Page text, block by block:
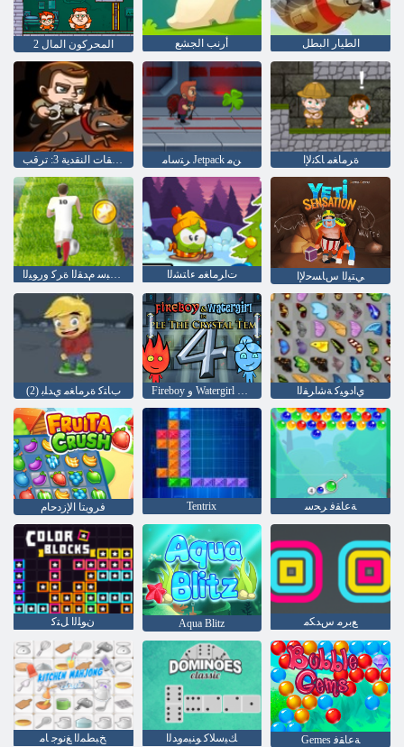
المحركون المال 2 أرنب الجشع الطيار البطل
التدفقات النقدية 3: ترقب ﺮﺘﺳﺎﻣ Jetpack ﻦﻣ ﺓﺮﻣﺎﻐﻣ ﺎﻜﻧﻹ ﺍ
ﺖﻨﻳﺮﺒﺳ ﻡﺪﻘﻟﺍ ﺓﺮﻛ ﻭﺭﻮﻴﻟﺍ ﺕﺍﺮﻣﺎﻐﻣ ءﺎﺘﺸﻟﺍ ﻲﺘﻴﻟﺍ ﺱﺎﺴﺣﻹ ﺍ
(2) ﺏﺎﺘﻛ ﺓﺮﻣﺎﻐﻣ ﻱﺪﻠﺑ Fireboy ﻭ Watergirl 4: Crystal Temple ﻱﺍﺩﻮﻴﻛ ﺔﺷﺍﺮﻔﻟﺍ
فرويتا الإزدحام Tentrix ﺔﻋﺎﻘﻓ ﺮﺤﺳ
ﻥﻮﻠﻟﺍ ﻞﺘﻛ Aqua Blitz ﻊﺑﺮﻣ ﺱﺪﻜﻣ
ﺦﺒﻄﻤﻟﺍ ﻎﻧﻮﺟ ﺎﻣ ﻚﻴﺳﻼ ﻛ ﻮﻨﻴﻣﻭﺪﻟﺍ
Gemes ﺔﻋﺎﻘﻓ